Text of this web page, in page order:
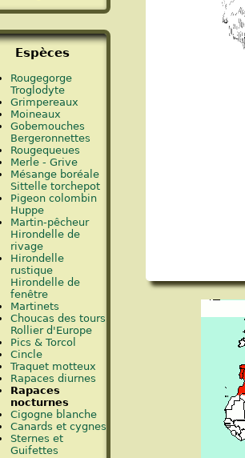
Espèces
Rougegorge
Troglodyte
Grimpereaux
Moineaux
Gobemouches
Bergeronnettes
Rougequeues
Merle - Grive
Mésange boréale
Sittelle torchepot
Pigeon colombin
Huppe
Martin-pêcheur
Hirondelle de
rivage
Hirondelle
rustique
Hirondelle de
fenêtre
Martinets
Choucas des tours
Rollier d'Europe
Pics & Torcol
Cincle
Traquet motteux
Rapaces diurnes
Rapaces
nocturnes
Cigogne blanche
Canards et cygnes
Sternes et
Guifettes